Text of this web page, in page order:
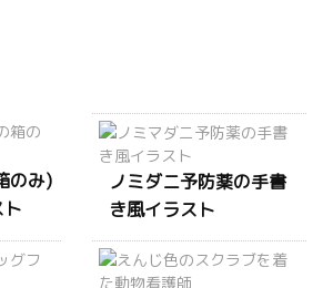
のみ)
ノミダニ予防薬の手書
き風イラスト